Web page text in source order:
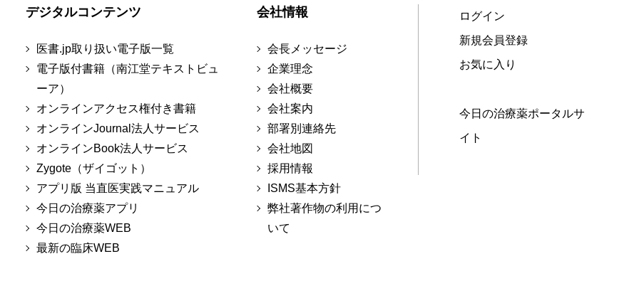
デジタルコンテンツ
医書.jp取り扱い電子版一覧
電子版付書籍（南江堂テキストビュ
ーア）
オンラインアクセス権付き書籍
オンラインJournal法人サービス
オンラインBook法人サービス
Zygote（ザイゴット）
アプリ版 当直医実践マニュアル
今日の治療薬アプリ
今日の治療薬WEB
最新の臨床WEB
会社情報
会長メッセージ
企業理念
会社概要
会社案内
部署別連絡先
会社地図
採用情報
ISMS基本方針
弊社著作物の利用につ
いて
ログイン
新規会員登録
お気に入り
今日の治療薬ポータルサ
イト